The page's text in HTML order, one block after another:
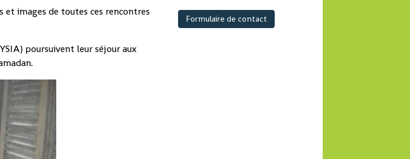
images de toutes ces rencontres
poursuivent leur séjour aux
Formulaire de contact